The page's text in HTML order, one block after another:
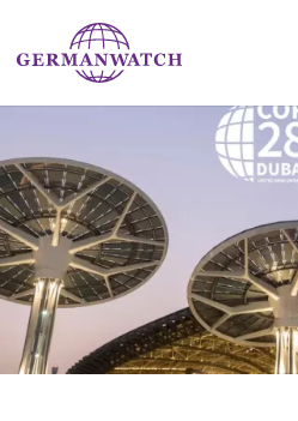
Direkt zum Inhalt